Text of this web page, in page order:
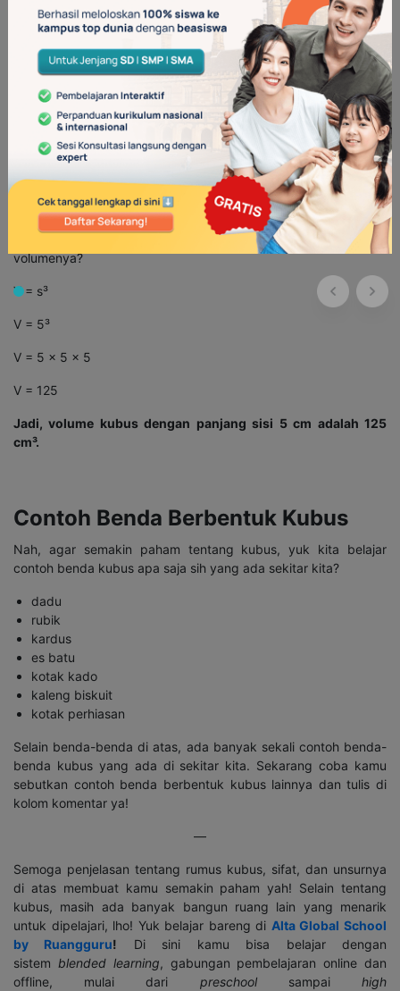
3. Rumus Volume Kubus
V = s x s x s atau V = s³
Keterangan:
V = volume (cm³)
Contoh Soal:
Misalkan terdapat kubus dengan panjang sisi 5 cm. Berapakah
volumenya?
V = s³
V = 5³
V = 5 x 5 x 5
V = 125
Jadi, volume kubus dengan panjang sisi 5 cm adalah 125
cm³.
Contoh Benda Berbentuk Kubus
Nah, agar semakin paham tentang kubus, yuk kita belajar
contoh benda kubus apa saja sih yang ada sekitar kita?
dadu
rubik
kardus
es batu
kotak kado
kaleng biskuit
kotak perhiasan
Selain benda-benda di atas, ada banyak sekali contoh benda-
benda kubus yang ada di sekitar kita. Sekarang coba kamu
sebutkan contoh benda berbentuk kubus lainnya dan tulis di
kolom komentar ya!
—
Semoga penjelasan tentang rumus kubus, sifat, dan unsurnya
di atas membuat kamu semakin paham yah! Selain tentang
kubus, masih ada banyak bangun ruang lain yang menarik
untuk dipelajari, lho! Yuk belajar bareng di Alta Global School
by Ruangguru! Di sini kamu bisa belajar dengan
sistem blended learning, gabungan pembelajaran online dan
offline, mulai dari preschoolsampaihigh